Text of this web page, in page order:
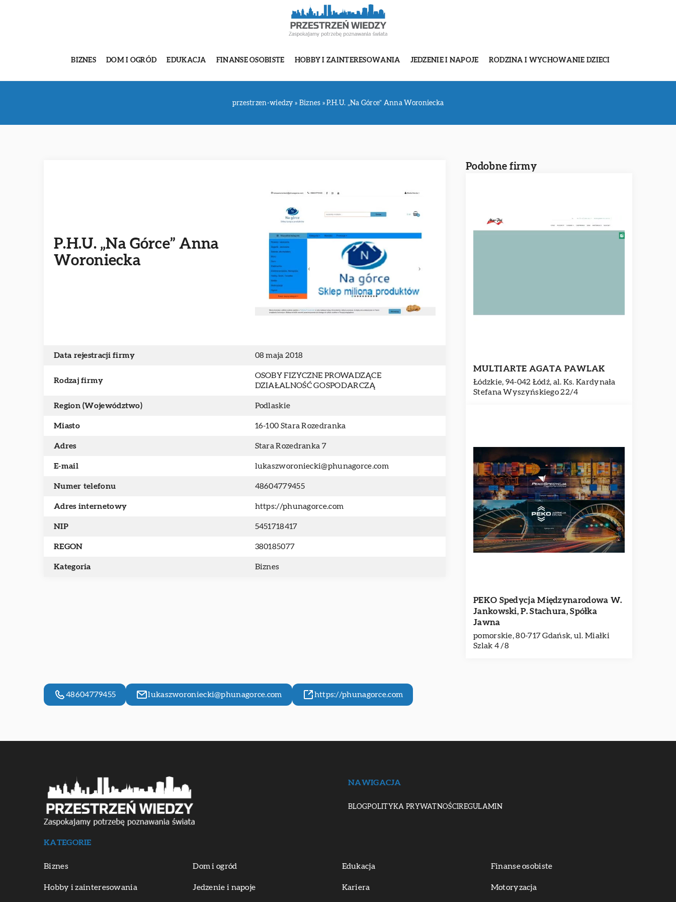
BIZNES DOM I OGRÓD EDUKACJA FINANSE OSOBISTE HOBBY I ZAINTERESOWANIA JEDZENIE I NAPOJE RODZINA I WYCHOWANIE DZIECI
przestrzen-wiedzy » Biznes »P.H.U. „Na Górce” Anna Woroniecka
P.H.U. „Na Górce” Anna
Woroniecka
Data rejestracji firmy 08 maja 2018
Rodzaj firmy
OSOBY FIZYCZNE PROWADZĄCE
DZIAŁALNOŚĆ GOSPODARCZĄ
Region (Województwo) Podlaskie
Miasto 16-100 Stara Rozedranka
Adres Stara Rozedranka 7
E-mail lukaszworoniecki@phunagorce.com
Numer telefonu 48604779455
Adres internetowy https://phunagorce.com
NIP 5451718417
REGON 380185077
Kategoria Biznes
Podobne firmy
MULTIARTE AGATA PAWLAK
Łódzkie, 94-042 Łódź, al. Ks. Kardynała
Stefana Wyszyńskiego 22/4
PEKO Spedycja Międzynarodowa W.
Jankowski, P. Stachura, Spółka
Jawna
pomorskie, 80-717 Gdańsk, ul. Miałki
Szlak 4 /8
48604779455 lukaszworoniecki@phunagorce.com https://phunagorce.com
NAWIGACJA
BLOGPOLITYKA PRYWATNOŚCIREGULAMIN
KATEGORIE
Biznes Dom i ogród Edukacja Finanse osobiste
Hobby i zainteresowania Jedzenie i napoje Kariera Motoryzacja